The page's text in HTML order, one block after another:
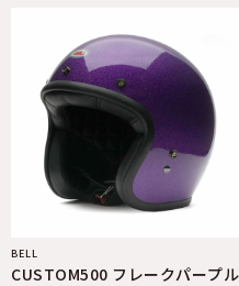
BELL
CUSTOM500 フレークパープル